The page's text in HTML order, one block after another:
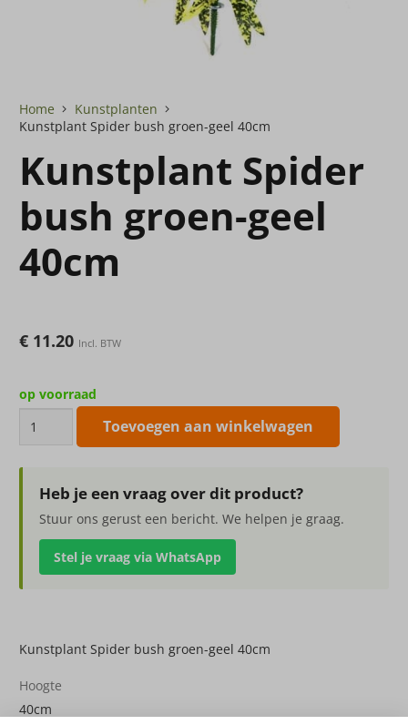
Home
Kunstplanten
Kunstplant Spider bush groen-geel 40cm
Kunstplant Spider
bush groen-geel
40cm
€ 11.20 Incl. BTW
op voorraad
bush
groen-
geel
40cm
aantal
Toevoegen aan winkelwagen
Heb je een vraag over dit product?
Stuur ons gerust een bericht. We helpen je graag.
Stel je vraag via WhatsApp
Kunstplant Spider bush groen-geel 40cm
Hoogte
40cm